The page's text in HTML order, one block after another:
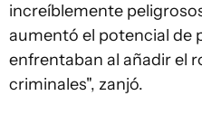
increíblemente
aumentó el potencial de
enfrentaban al añadir el
criminales", zanjó.